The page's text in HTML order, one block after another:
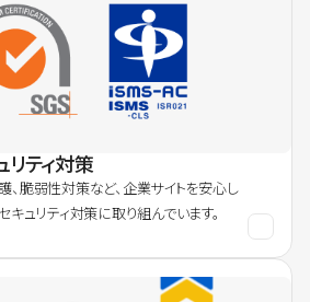
リティ対策
、脆弱性対策など、企業サイトを安心し
ュリティ対策に取り組んでいます。